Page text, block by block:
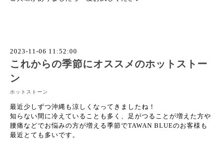
2023-11-06 11:52:00
これからの季節にオススメのホットストー
ン
ホットストーン
最近少しずつ沖縄も涼しくなってきましたね！
知らない間に冷えていることも多く、足がつることが増えた方や
腰痛などでお悩みの方が増える季節でTAWAN BLUEのお客様も
最近とても多いです。